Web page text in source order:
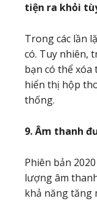
tiện ra khỏi
Trong các lần
có. Tuy nhiên,
bạn có thể xóa
hiển thị hộp
thống.
9. Âm thanh
Phiên bản
lượng âm
khả năng tăng